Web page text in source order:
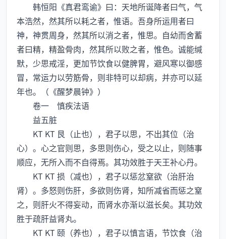
韩恒阳《真君鸾谕》曰：天地所诞降者曰气，气
本浩然，然其所以耗之者，惟语。吾身所运用者曰
神，神贯周身，然其所以消之者，惟思。自幼而舍蓄
者曰精，精盈骨肉，然其所以败之者，惟色。诚能缄
默，少思戒淫，更加节饮食以健脾胃，避风寒以御感
冒，常运力以劳筋骨，则非特可以却病，并亦可以延
年也。（《醒梦晨钟》）
卷一 慎疾法语
益五脏
KT KT 艮（止也），君子以思，不出其位（治
心）。心之官则思，多思则伤心，受之以止，则随事
顺应，无所入而不自得焉。其功效胜于天王补心丹。
KT KT 损（减也），君子以惩忿窒欲（治肝治
肾）。多怒则伤肝，多欲则伤肾，知所减省而惩之窒
之，则肝火不得妄动，而肾水亦渐以滋长矣。其功效
胜于疏肝益肾丸。
KT KT 颐（养也），君子以慎言语，节饮食（治